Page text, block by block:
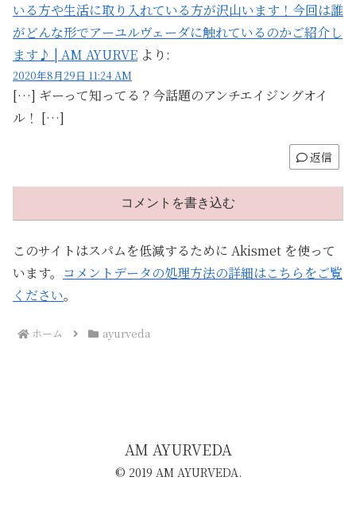
いる方や生活に取り入れている方が沢山います！今回は誰
がどんな形でアーユルヴェーダに触れているのかご紹介し
ます♪ | AM AYURVE より:
2020年8月29日 11:24 AM
[…] ギーって知ってる？今話題のアンチエイジングオイ
ル！ […]
返信
コメントを書き込む
このサイトはスパムを低減するために Akismet を使って
います。 コメントデータの処理方法の詳細はこちらをご覧
ください。
ホーム ayurveda
AM AYURVEDA
© 2019 AM AYURVEDA.